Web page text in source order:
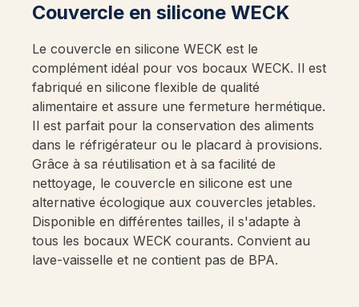
Couvercle en silicone WECK
Le couvercle en silicone WECK est le
complément idéal pour vos bocaux WECK. Il est
fabriqué en silicone flexible de qualité
alimentaire et assure une fermeture hermétique.
Il est parfait pour la conservation des aliments
dans le réfrigérateur ou le placard à provisions.
Grâce à sa réutilisation et à sa facilité de
nettoyage, le couvercle en silicone est une
alternative écologique aux couvercles jetables.
Disponible en différentes tailles, il s'adapte à
tous les bocaux WECK courants. Convient au
lave-vaisselle et ne contient pas de BPA.